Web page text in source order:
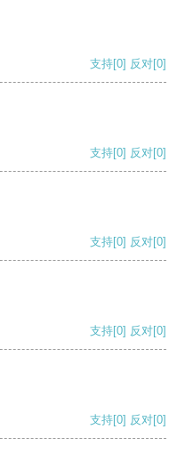
支持[0] 反对[0]
支持[0] 反对[0]
支持[0] 反对[0]
支持[0] 反对[0]
支持[0] 反对[0]